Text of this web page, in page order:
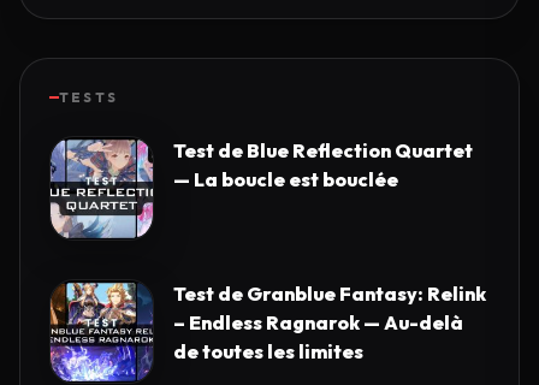
TESTS
Test de Blue Reflection Quartet
— La boucle est bouclée
Test de Granblue Fantasy: Relink
– Endless Ragnarok — Au-delà
de toutes les limites